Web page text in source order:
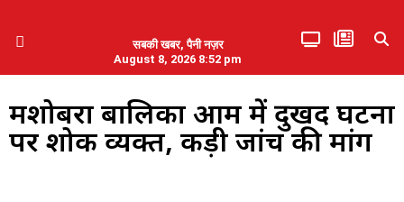
सबकी खबर, पैनी नज़र
August 8, 2026 8:52 pm
मशोबरा बालिका आश्रम में दुखद घटना
पर शोक व्यक्त, कड़ी जांच की मांग